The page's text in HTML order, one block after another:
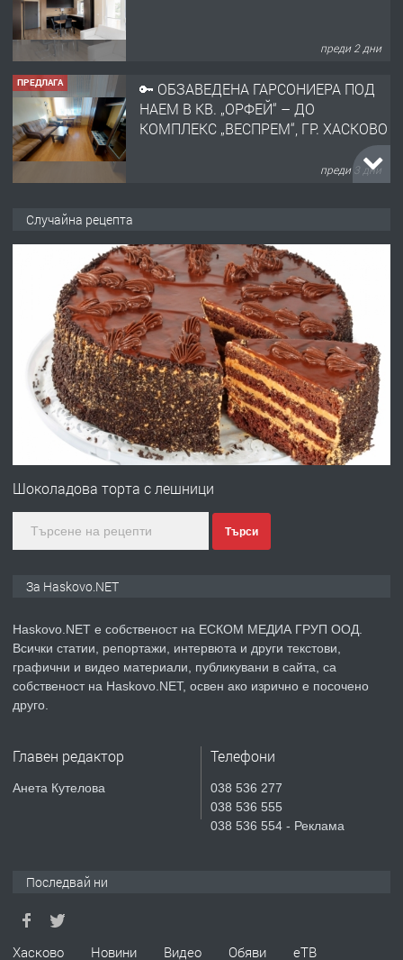
преди 2 дни
ПРЕДЛАГА
🔑 ОБЗАВЕДЕНА ГАРСОНИЕРА ПОД
НАЕМ В КВ. „ОРФЕЙ“ – ДО
КОМПЛЕКС „ВЕСПРЕМ“, ГР. ХАСКОВО
преди 3 дни
АПАРТАМЕНТ В ЦЕНТЪРА НА ГР.
ХАСКОВО
преди 4 дни
ПРЕДЛАГА Давам гараж под наем
преди 4 дни
№4120 Магазин/Офис под наем в кв.
градската градина!
преди 5 дни
ПРЕДЛАГА
Продавам парцел в гр. Хасково кв.
СГЛОБЯВАНЕ НА МЕБЕЛИ.
Случайна рецепта
Шоколадова торта с лешници
Търси
За Haskovo.NET
Haskovo.NET е собственост на ЕСКОМ МЕДИА ГРУП ООД.
Всички статии, репортажи, интервюта и други текстови,
графични и видео материали, публикувани в сайта, са
собственост на Haskovo.NET, освен ако изрично е посочено
друго.
Главен редактор
Анета Кутелова
Телефони
038 536 277
038 536 555
038 536 554 - Реклама
Последвай ни
Хасково Новини Видео Обяви еТВ